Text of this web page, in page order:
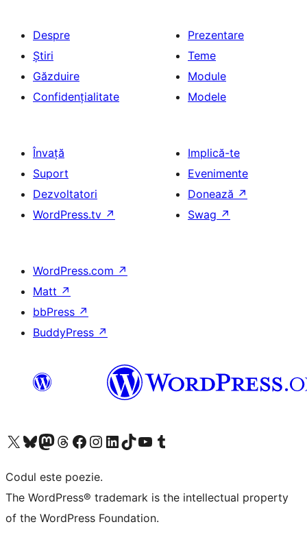
Despre
Știri
Găzduire
Confidențialitate
Prezentare
Teme
Module
Modele
Învață
Suport
Dezvoltatori
WordPress.tv ↗
Implică-te
Evenimente
Donează ↗
Swag ↗
WordPress.com ↗
Matt ↗
bbPress ↗
BuddyPress ↗
Mergi la contul nostru X (fost Twitter)
Vizitează contul nostru Bluesky
Vizitează contul nostru Mastodon
Vizitează contul nostru Threads
Vizitează pagina noastră Facebook
Vizitează-ne pe Instagram
Vizitează-ne pe LinkedIn
Vizitează contul nostru TikTok
Vizitează canalul nostru YouTube
Vizitează contul nostru Tumblr
Codul este poezie.
The WordPress® trademark is the intellectual property
of the WordPress Foundation.